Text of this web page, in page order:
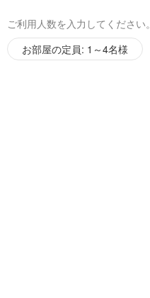
ご利用人数を入力してください。
お部屋の定員: 1～4名様